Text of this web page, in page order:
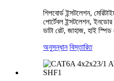
শিপবোর্ড ইন্সটলেশন,
পোর্টেবল ইন্সটলেশন,
ডাটা রেট, জাহাজ, হাই
অনুসন্ধান বিস্তারিত